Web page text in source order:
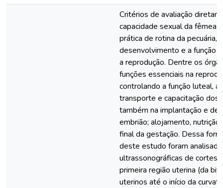
Critérios de avaliação
capacidade sexual da fêmea
prática de rotina da pecuária,
desenvolvimento e a função
a reprodução. Dentre os
funções essenciais na
controlando a função luteal,
transporte e capacitação dos
também na implantação e
embrião; alojamento,
final da gestação. Dessa
deste estudo foram
ultrassonográficas de cortes
primeira região uterina (da
uterinos até o início da